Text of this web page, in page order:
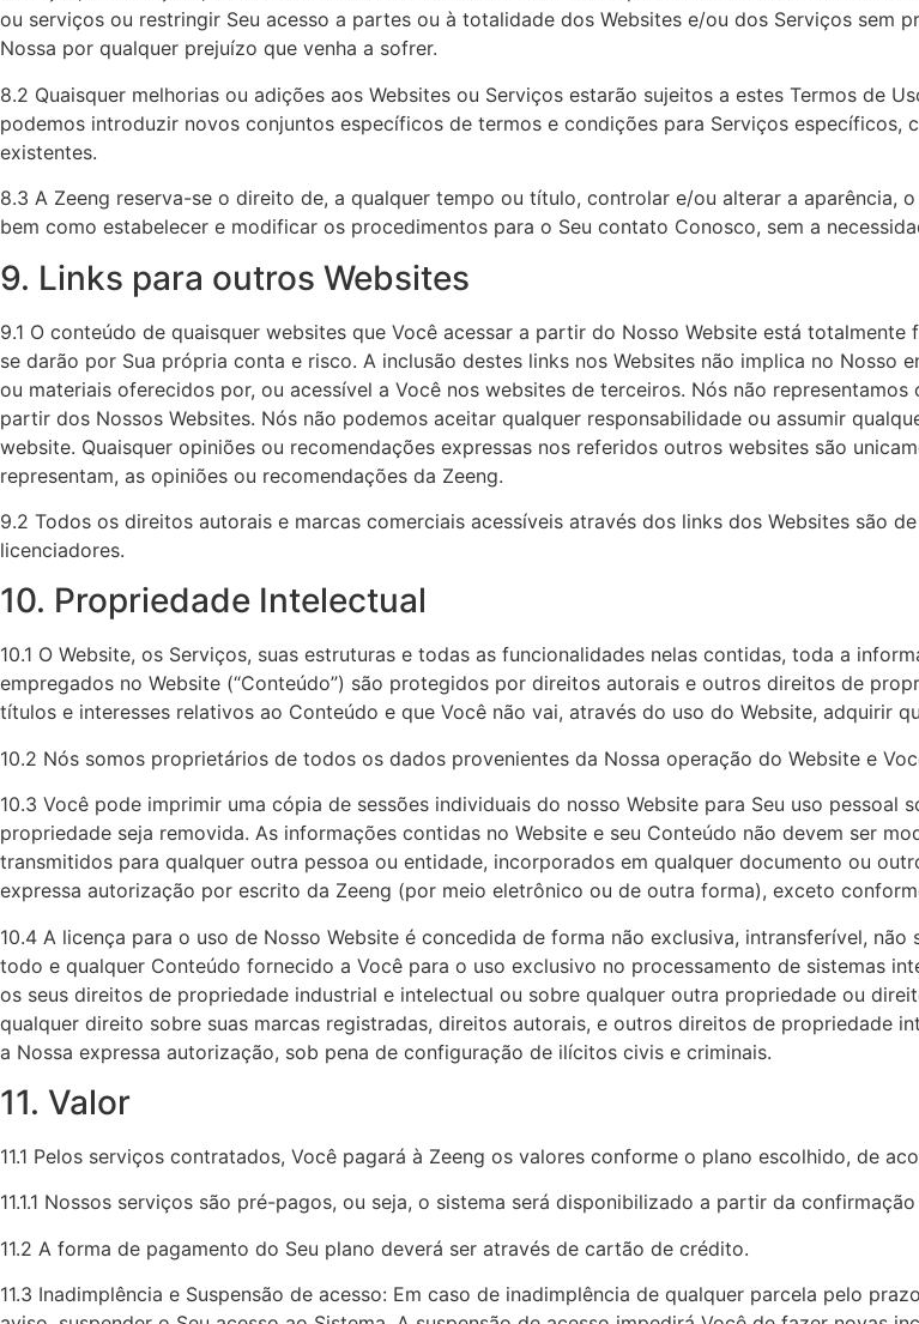
ou serviços ou restringir Seu acesso a partes ou à totalidade dos Websites e/ou dos Serviços sem
Nossa por qualquer prejuízo que venha a sofrer.
8.2 Quaisquer melhorias ou adições aos Websites ou Serviços estarão sujeitos a estes Termos de
podemos introduzir novos conjuntos específicos de termos e condições para Serviços
existentes.
8.3 A Zeeng reserva-se o direito de, a qualquer tempo ou título, controlar e/ou alterar a aparência,
bem como estabelecer e modificar os procedimentos para o Seu contato Conosco, sem a
9. Links para outros Websites
9.1 O conteúdo de quaisquer websites que Você acessar a partir do Nosso Website está
se darão por Sua própria conta e risco. A inclusão destes links nos Websites não implica no Nosso
ou materiais oferecidos por, ou acessível a Você nos websites de terceiros. Nós não
partir dos Nossos Websites. Nós não podemos aceitar qualquer responsabilidade ou assumir
website. Quaisquer opiniões ou recomendações expressas nos referidos outros websites são
representam, as opiniões ou recomendações da Zeeng.
9.2 Todos os direitos autorais e marcas comerciais acessíveis através dos links dos Websites são
licenciadores.‍
10. Propriedade Intelectual
10.1 O Website, os Serviços, suas estruturas e todas as funcionalidades nelas contidas, toda a
empregados no Website (“Conteúdo”) são protegidos por direitos autorais e outros direitos de
títulos e interesses relativos ao Conteúdo e que Você não vai, através do uso do Website, adquirir
10.2 Nós somos proprietários de todos os dados provenientes da Nossa operação do Website e
10.3 Você pode imprimir uma cópia de sessões individuais do nosso Website para Seu uso
propriedade seja removida. As informações contidas no Website e seu Conteúdo não devem ser
transmitidos para qualquer outra pessoa ou entidade, incorporados em qualquer documento ou
expressa autorização por escrito da Zeeng (por meio eletrônico ou de outra forma), exceto
10.4 A licença para o uso de Nosso Website é concedida de forma não exclusiva, intransferível,
todo e qualquer Conteúdo fornecido a Você para o uso exclusivo no processamento de sistemas
os seus direitos de propriedade industrial e intelectual ou sobre qualquer outra propriedade ou
qualquer direito sobre suas marcas registradas, direitos autorais, e outros direitos de propriedade
a Nossa expressa autorização, sob pena de configuração de ilícitos civis e criminais.‍
11. Valor
11.1 Pelos serviços contratados, Você pagará à Zeeng os valores conforme o plano escolhido, de
11.1.1 Nossos serviços são pré-pagos, ou seja, o sistema será disponibilizado a partir da
11.2 A forma de pagamento do Seu plano deverá ser através de cartão de crédito.
11.3 Inadimplência e Suspensão de acesso: Em caso de inadimplência de qualquer parcela pelo